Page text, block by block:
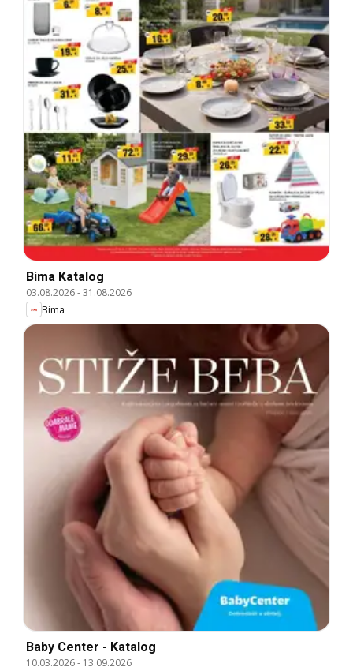
Bima Katalog
03.08.2026-31.08.2026
Bima
Baby Center - Katalog
10.03.2026- 13.09.2026